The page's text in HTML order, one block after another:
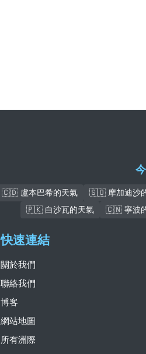
🇨🇩 盧本巴希的天氣 🇸🇴 摩加迪沙
🇵🇰 白沙瓦的天氣
🇨🇳 寧波
快速連結
關於我們
聯絡我們
博客
網站地圖
所有洲際